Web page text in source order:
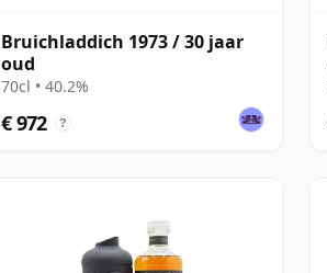
Bruichladdich 1973 / 30 jaar
oud
70cl • 40.2%
€ 972 ?